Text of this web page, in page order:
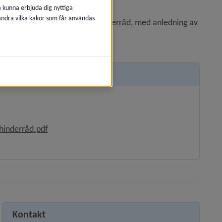
kommuns funktionshinderråd, med anledning av
fönster.
i nytt fönster.
, 394.5 kB, öppnas i nytt fönster.
i nytt fönster.
Kontakt
erbjuda dig nyttiga
vilka kakor som får användas